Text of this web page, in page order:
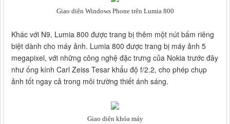
Giao diện Windows Phone trên Lumia 800
Khác với N9, Lumia 800 được trang bị thêm một nút bấm riêng
biệt dành cho máy ảnh. Lumia 800 được trang bị máy ảnh 5
megapixel, với những công nghệ đặc trưng của Nokia trước đây
như ống kính Carl Zeiss Tesar khẩu độ f/2.2, cho phép chụp
ảnh tốt ngay cả trong môi trường thiết ánh sáng.
Giao diện khóa máy